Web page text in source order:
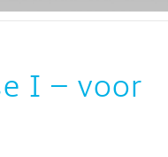
I – voor